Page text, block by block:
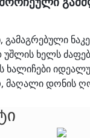
ხელს
ხალიჩები
დონის